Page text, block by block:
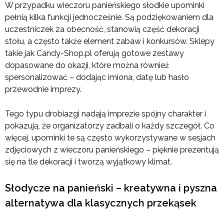
W przypadku wieczoru panieńskiego słodkie upominki
pełnią kilka funkcji jednocześnie. Są podziękowaniem dla
uczestniczek za obecność, stanowią część dekoracji
stołu, a często także element zabaw i konkursów. Sklepy
takie jak Candy-Shop.pl oferują gotowe zestawy
dopasowane do okazji, które można również
spersonalizować – dodając imiona, datę lub hasło
przewodnie imprezy.
Tego typu drobiazgi nadają imprezie spójny charakter i
pokazują, że organizatorzy zadbali o każdy szczegół. Co
więcej, upominki te są często wykorzystywane w sesjach
zdjęciowych z wieczoru panieńskiego – pięknie prezentują
się na tle dekoracji i tworzą wyjątkowy klimat.
Słodycze na panieński – kreatywna i pyszna
alternatywa dla klasycznych przekąsek